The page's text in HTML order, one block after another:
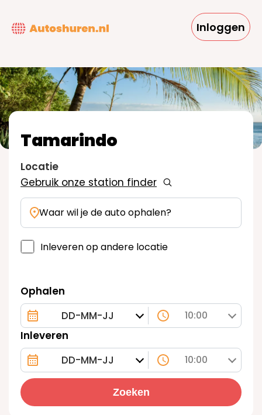
naar
gaan
Inloggen
Ophalen
10:00
Inleveren
10:00
Zoeken
Tamarindo
Gebruik onze station finder
Locatie
Waar wil je de auto ophalen?
Inleveren op andere locatie